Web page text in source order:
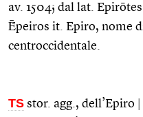
av. 1504; dal lat.
Ḗpeiros it. Epiro, nome
centroccidentale.
TS stor. agg., dell’Epiro